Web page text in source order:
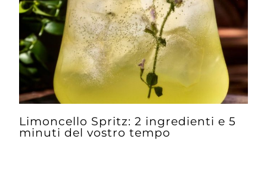
Limoncello Spritz: 2 ingredienti e 5
minuti del vostro tempo